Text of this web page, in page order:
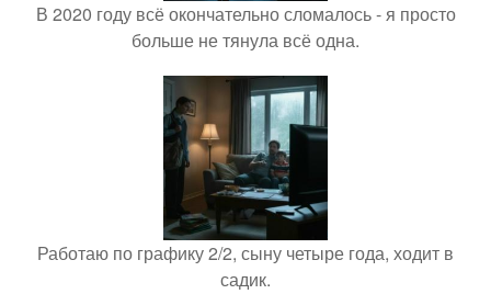
В 2020 году всё окончательно сломалось - я просто
больше не тянула всё одна.
Работаю по графику 2/2, сыну четыре года, ходит в
садик.